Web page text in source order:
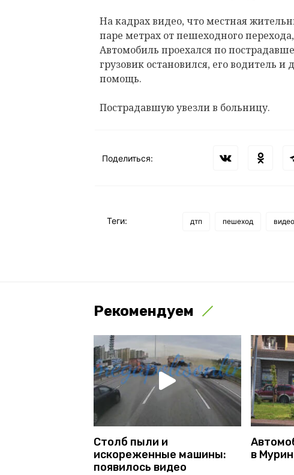
На кадрах видео, что местная
паре метрах от пешеходного
Автомобиль проехался по
грузовик остановился, его водитель
помощь.
Пострадавшую увезли в больницу.
Поделиться:
Теги: дтп пешеход видео
Рекомендуем
Столб пыли и
искореженные машины:
появилось видео
в